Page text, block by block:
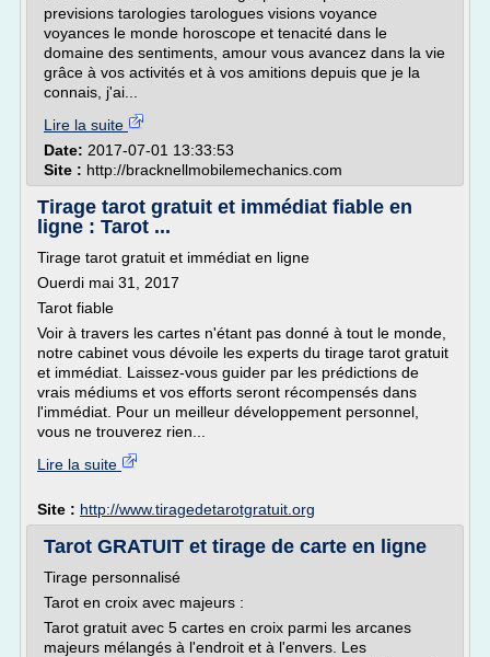
previsions tarologies tarologues visions voyance
voyances le monde horoscope et tenacité dans le
domaine des sentiments, amour vous avancez dans la vie
grâce à vos activités et à vos amitions depuis que je la
connais, j'ai...
Lire la suite
Date: 2017-07-01 13:33:53
Site : http://bracknellmobilemechanics.com
Tirage tarot gratuit et immédiat fiable en
ligne : Tarot ...
Tirage tarot gratuit et immédiat en ligne
Ouerdi mai 31, 2017
Tarot fiable
Voir à travers les cartes n'étant pas donné à tout le monde,
notre cabinet vous dévoile les experts du tirage tarot gratuit
et immédiat. Laissez-vous guider par les prédictions de
vrais médiums et vos efforts seront récompensés dans
l'immédiat. Pour un meilleur développement personnel,
vous ne trouverez rien...
Lire la suite
Site : http://www.tiragedetarotgratuit.org
Tarot GRATUIT et tirage de carte en ligne
Tirage personnalisé
Tarot en croix avec majeurs :
Tarot gratuit avec 5 cartes en croix parmi les arcanes
majeurs mélangés à l'endroit et à l'envers. Les